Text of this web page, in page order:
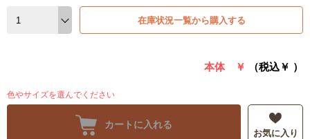
在庫状況一覧から購入する
本体 ￥ （税込￥ ）
色やサイズを選んでください
カートに入れる
お気に入り